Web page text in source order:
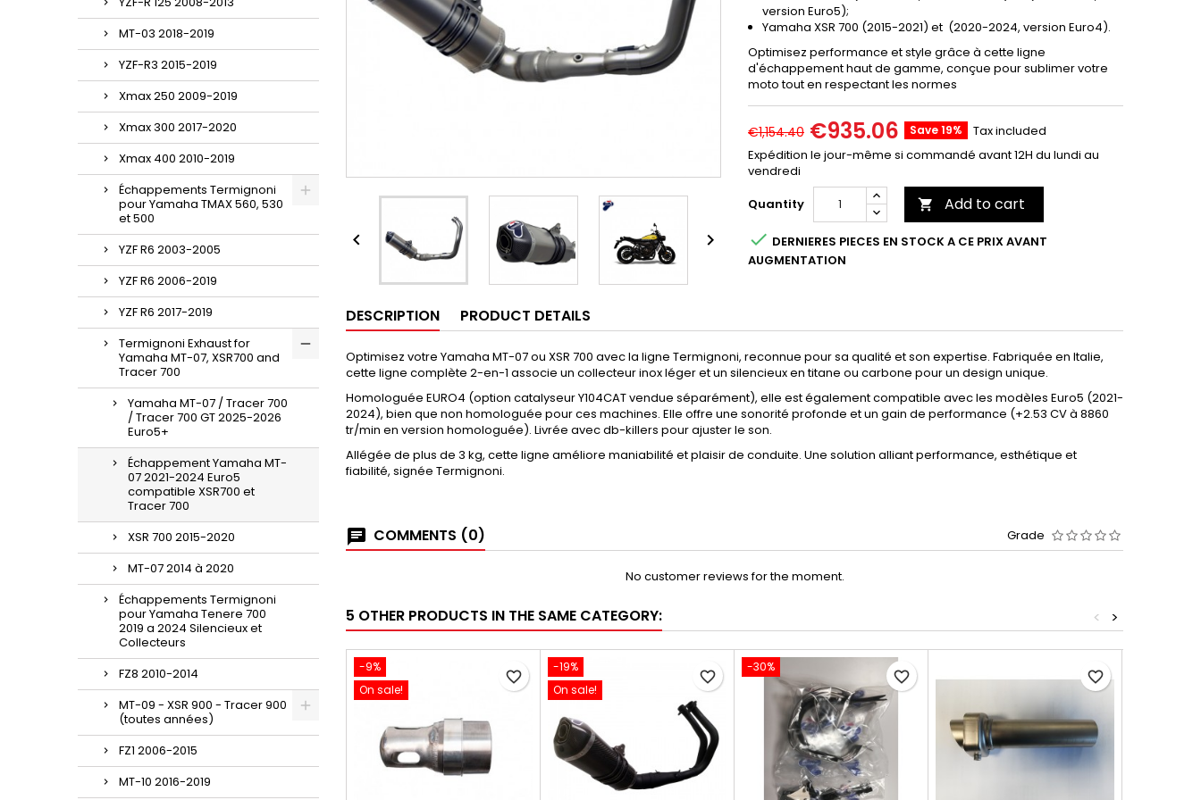
MT-03 2018-2019
YZF-R3 2015-2019
Xmax 250 2009-2019
Xmax 300 2017-2020
Xmax 400 2010-2019
Échappements Termignoni
pour Yamaha TMAX 560, 530
et 500
YZF R6 2003-2005
YZF R6 2006-2019
YZF R6 2017-2019
Termignoni Exhaust for
Yamaha MT-07, XSR700 and
Tracer 700
Yamaha MT-07 / Tracer 700
/ Tracer 700 GT 2025-2026
Euro5+
Échappement Yamaha MT-
07 2021-2024 Euro5
compatible XSR700 et
Tracer 700
XSR 700 2015-2020
MT-07 2014 à 2020
Échappements Termignoni
pour Yamaha Tenere 700
2019 a 2024 Silencieux et
Collecteurs
FZ8 2010-2014
MT-09 - XSR 900 - Tracer 900
(toutes années)
FZ1 2006-2015
MT-10 2016-2019
 
version Euro5);
Yamaha XSR 700 (2015-2021) et (2020-2024, version Euro4).
Optimisez performance et style grâce à cette ligne
d'échappement haut de gamme, conçue pour sublimer votre
moto tout en respectant les normes
€1,154.40 €935.06 Save 19%
Tax included
Expédition le jour-même si commandé avant 12H du lundi au
vendredi
Quantity
 Add to cart
 DERNIERES PIECES EN STOCK A CE PRIX AVANT
AUGMENTATION
DESCRIPTION PRODUCT DETAILS
Optimisez votre Yamaha MT-07 ou XSR 700 avec la ligne Termignoni, reconnue pour sa qualité et son expertise. Fabriquée en Italie,
cette ligne complète 2-en-1 associe un collecteur inox léger et un silencieux en titane ou carbone pour un design unique.
Homologuée EURO4 (option catalyseur Y104CAT vendue séparément), elle est également compatible avec les modèles Euro5 (2021-
2024), bien que non homologuée pour ces machines. Elle offre une sonorité profonde et un gain de performance (+2.53 CV à 8860
tr/min en version homologuée). Livrée avec db-killers pour ajuster le son.
Allégée de plus de 3 kg, cette ligne améliore maniabilité et plaisir de conduite. Une solution alliant performance, esthétique et
fiabilité, signée Termignoni.
COMMENTS (0) Grade
No customer reviews for the moment.
5 OTHER PRODUCTS IN THE SAME CATEGORY: >
<
-9%
On sale!
favorite_border
-19%
On sale!
favorite_border
-30%
favorite_border favorite_border